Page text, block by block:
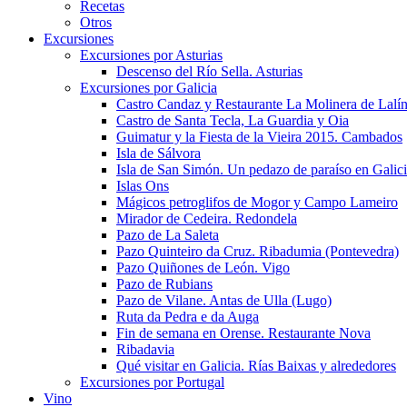
Recetas
Otros
Excursiones
Excursiones por Asturias
Descenso del Río Sella. Asturias
Excursiones por Galicia
Castro Candaz y Restaurante La Molinera de Lalín
Castro de Santa Tecla, La Guardia y Oia
Guimatur y la Fiesta de la Vieira 2015. Cambados
Isla de Sálvora
Isla de San Simón. Un pedazo de paraíso en
Islas Ons
Mágicos petroglifos de Mogor y Campo Lameiro
Mirador de Cedeira. Redondela
Pazo de La Saleta
Pazo Quinteiro da Cruz. Ribadumia (Pontevedra)
Pazo Quiñones de León. Vigo
Pazo de Rubians
Pazo de Vilane. Antas de Ulla (Lugo)
Ruta da Pedra e da Auga
Fin de semana en Orense. Restaurante Nova
Ribadavia
Qué visitar en Galicia. Rías Baixas y alrededores
Excursiones por Portugal
Vino